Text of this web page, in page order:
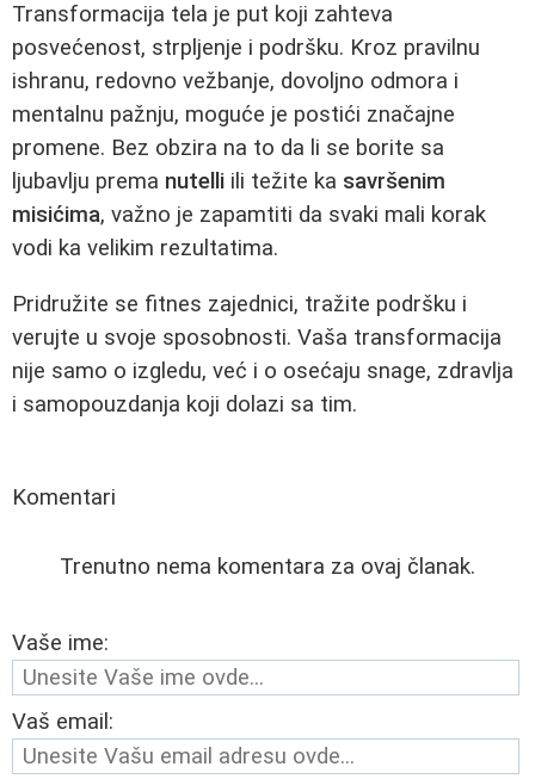
Transformacija tela je put koji zahteva
posvećenost, strpljenje i podršku. Kroz pravilnu
ishranu, redovno vežbanje, dovoljno odmora i
mentalnu pažnju, moguće je postići značajne
promene. Bez obzira na to da li se borite sa
ljubavlju prema nutelli ili težite ka savršenim
misićima, važno je zapamtiti da svaki mali korak
vodi ka velikim rezultatima.
Pridružite se fitnes zajednici, tražite podršku i
verujte u svoje sposobnosti. Vaša transformacija
nije samo o izgledu, već i o osećaju snage, zdravlja
i samopouzdanja koji dolazi sa tim.
Komentari
Trenutno nema komentara za ovaj članak.
Vaše ime:
Vaš email: